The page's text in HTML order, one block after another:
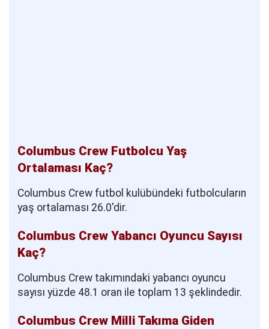
Columbus Crew Futbolcu Yaş
Ortalaması Kaç?
Columbus Crew futbol kulübündeki futbolcuların
yaş ortalaması 26.0'dir.
Columbus Crew Yabancı Oyuncu Sayısı
Kaç?
Columbus Crew takımındaki yabancı oyuncu
sayısı yüzde 48.1 oran ile toplam 13 şeklindedir.
Columbus Crew Milli Takıma Giden